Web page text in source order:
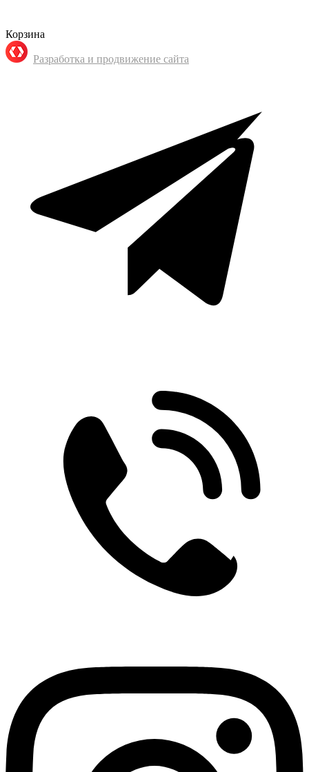
Корзина
Разработка и продвижение сайта